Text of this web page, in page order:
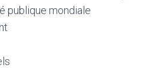
publique mondiale